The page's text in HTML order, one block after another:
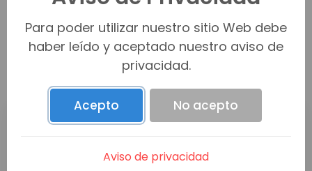
TERRENO
17760 m2
Para poder utilizar nuestro sitio Web debe
haber leído y aceptado nuestro aviso de
privacidad.
Acepto No acepto
Aviso de privacidad